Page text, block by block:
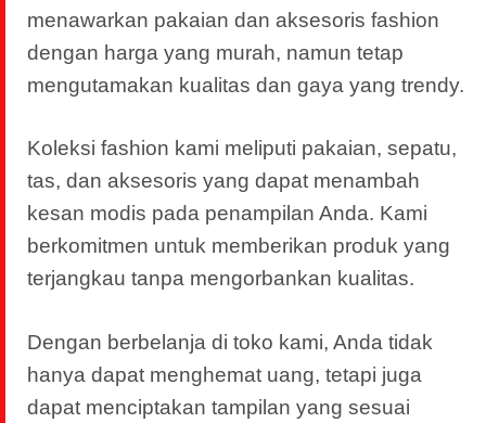
menawarkan pakaian dan aksesoris fashion
dengan harga yang murah, namun tetap
mengutamakan kualitas dan gaya yang trendy.
Koleksi fashion kami meliputi pakaian, sepatu,
tas, dan aksesoris yang dapat menambah
kesan modis pada penampilan Anda. Kami
berkomitmen untuk memberikan produk yang
terjangkau tanpa mengorbankan kualitas.
Dengan berbelanja di toko kami, Anda tidak
hanya dapat menghemat uang, tetapi juga
dapat menciptakan tampilan yang sesuai